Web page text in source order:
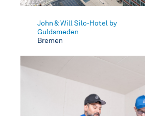
John & Will Silo-Hotel by
Guldsmeden
Bremen